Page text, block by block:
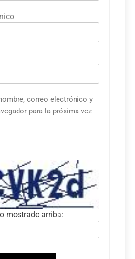
correo electrónico y
para la próxima vez
mostrado arriba: